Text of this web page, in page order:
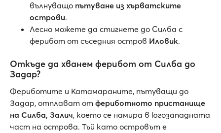
вълнуващо пътуване из хърватските
острови.
Лесно можете да стигнете до Силба с
ферибот от съседния остров Иловик.
Откъде да хванем ферибот от Силба до
Задар?
Фериботите и Катамараните, пътуващи до
Задар, отплават от фериботното пристанище
на Силба, Залич, което се намира в югозападната
част на острова. Тъй като островът е